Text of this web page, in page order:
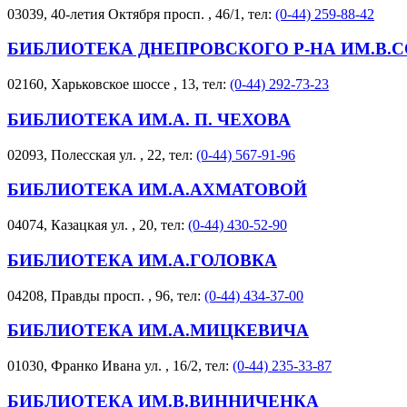
03039, 40-летия Октября просп. , 46/1, тел: (0-44) 259-88-42
БИБЛИОТЕКА ДНЕПРОВСКОГО Р-НА
02160, Харьковское шоссе , 13, тел: (0-44) 292-73-23
БИБЛИОТЕКА ИМ.А. П. ЧЕХОВА
02093, Полесская ул. , 22, тел: (0-44) 567-91-96
БИБЛИОТЕКА ИМ.А.АХМАТОВОЙ
04074, Казацкая ул. , 20, тел: (0-44) 430-52-90
БИБЛИОТЕКА ИМ.А.ГОЛОВКА
04208, Правды просп. , 96, тел: (0-44) 434-37-00
БИБЛИОТЕКА ИМ.А.МИЦКЕВИЧА
01030, Франко Ивана ул. , 16/2, тел: (0-44) 235-33-87
БИБЛИОТЕКА ИМ.В.ВИННИЧЕНКА